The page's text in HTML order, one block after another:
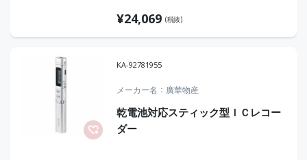
¥24,069 (税抜)
KA-92781955
メーカー名 廣華物産
乾電池対応スティック型ＩＣレコー
ダー